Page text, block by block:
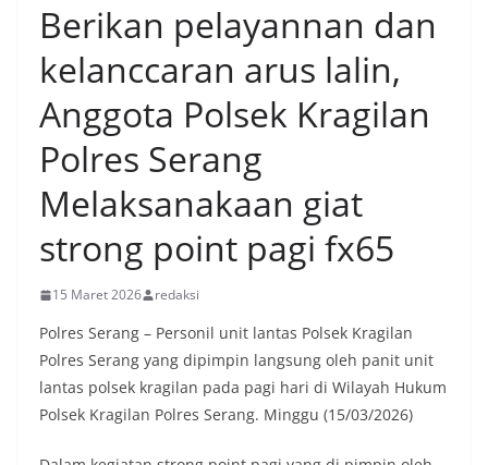
Berikan pelayannan dan
kelanccaran arus lalin,
Anggota Polsek Kragilan
Polres Serang
Melaksanakaan giat
strong point pagi fx65
15 Maret 2026 redaksi
Polres Serang – Personil unit lantas Polsek Kragilan
Polres Serang yang dipimpin langsung oleh panit unit
lantas polsek kragilan pada pagi hari di Wilayah Hukum
Polsek Kragilan Polres Serang. Minggu (15/03/2026)